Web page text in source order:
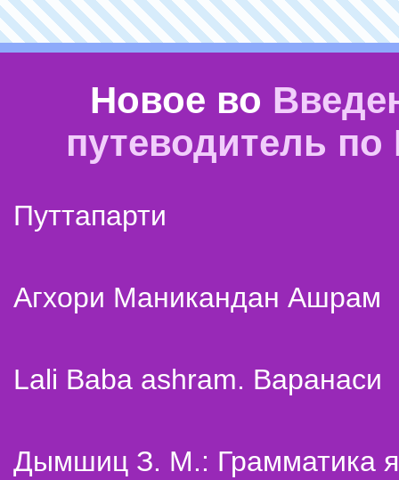
Новое во
путеводитель
Путтапарти
Агхори Маникандан Ашрам
Lali Baba ashram. Варанаси
Дымшиц З. М.: Грамматика